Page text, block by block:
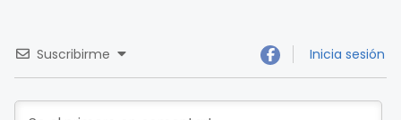
Suscribirme Inicia sesión